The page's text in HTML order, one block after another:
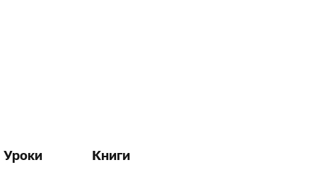
Уроки Книги